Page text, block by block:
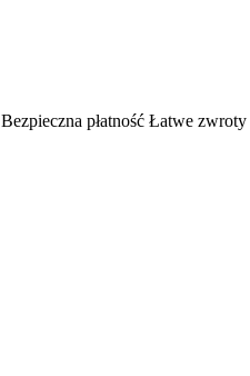
Bezpieczna płatność Łatwe zwroty